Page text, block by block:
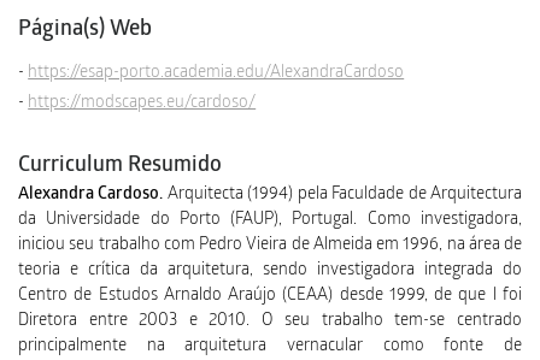
Página(s) Web
https://esap-porto.academia.edu/AlexandraCardoso
https://modscapes.eu/cardoso/
Curriculum Resumido
Alexandra Cardoso. Arquitecta (1994) pela Faculdade de Arquitectura
da Universidade do Porto (FAUP), Portugal. Como investigadora,
iniciou seu trabalho com Pedro Vieira de Almeida em 1996, na área de
teoria e crítica da arquitetura, sendo investigadora integrada do
Centro de Estudos Arnaldo Araújo (CEAA) desde 1999, de que l foi
Diretora entre 2003 e 2010. O seu trabalho tem-se centrado
principalmente na arquitetura vernacular como fonte de